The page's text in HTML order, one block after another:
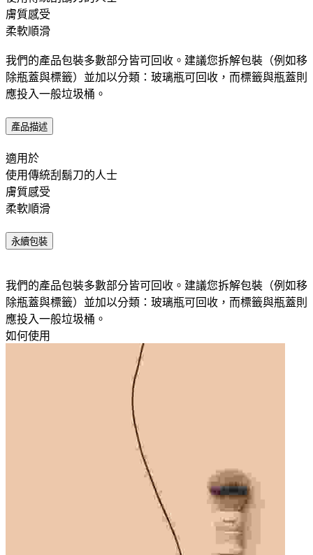
膚質感受 ​
柔軟順滑
我們的產品包裝多數部分皆可回收。建議您拆解包裝（例如移
除瓶蓋與標籤）並加以分類：玻璃瓶可回收，而標籤與瓶蓋則
應投入一般垃圾桶。​
產品描述
適用於 ​ ​
使用傳統刮鬍刀的人士
膚質感受 ​
柔軟順滑
永續包裝
我們的產品包裝多數部分皆可回收。建議您拆解包裝（例如移
除瓶蓋與標籤）並加以分類：玻璃瓶可回收，而標籤與瓶蓋則
應投入一般垃圾桶。​
如何使用